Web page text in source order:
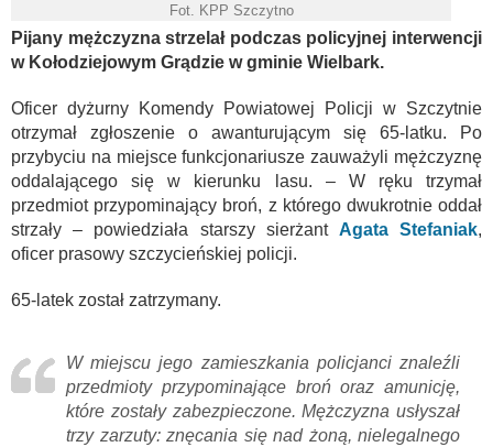
Fot. KPP Szczytno
Pijany mężczyzna strzelał podczas policyjnej interwencji
w Kołodziejowym Grądzie w gminie Wielbark.
Oficer dyżurny Komendy Powiatowej Policji w Szczytnie
otrzymał zgłoszenie o awanturującym się 65-latku. Po
przybyciu na miejsce funkcjonariusze zauważyli mężczyznę
oddalającego się w kierunku lasu. – W ręku trzymał
przedmiot przypominający broń, z którego dwukrotnie oddał
strzały – powiedziała starszy sierżant Agata Stefaniak,
oficer prasowy szczycieńskiej policji.
65-latek został zatrzymany.
W miejscu jego zamieszkania policjanci znaleźli
przedmioty przypominające broń oraz amunicję,
które zostały zabezpieczone. Mężczyzna usłyszał
trzy zarzuty: znęcania się nad żoną, nielegalnego